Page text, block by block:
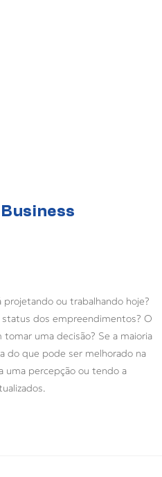
ou trabalhando hoje?
dos empreendimentos? O
uma decisão? Se a maioria
do que pode ser melhorado na
uma percepção ou tendo a